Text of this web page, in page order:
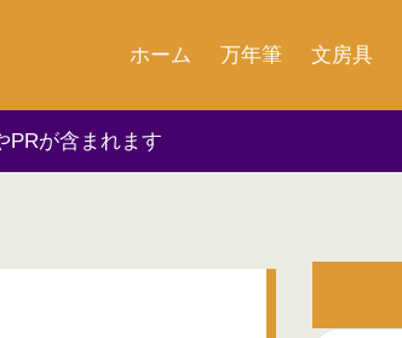
ホーム 万年筆 文房具
PRが含まれます